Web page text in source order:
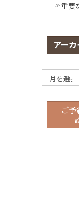
重要
アー
ア
ー
イ
ご